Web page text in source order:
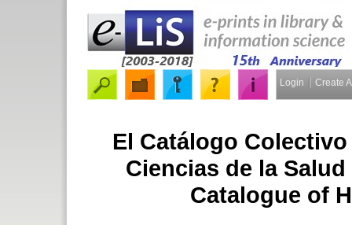
Login Create
El Catálogo
Ciencias de la
Catalogue of